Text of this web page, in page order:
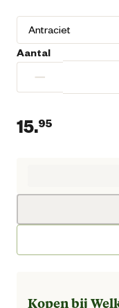
Aantal
−
15.95
Kopen bij